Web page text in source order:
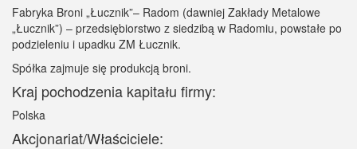
Fabryka Broni „Łucznik”– Radom (dawniej Zakłady Metalowe
„Łucznik”) – przedsiębiorstwo z siedzibą w Radomiu, powstałe po
podzieleniu i upadku ZM Łucznik.
Spółka zajmuje się produkcją broni.
Kraj pochodzenia kapitału firmy:
Polska
Akcjonariat/Właściciele: